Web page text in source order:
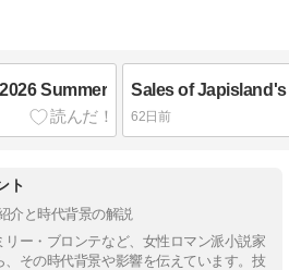
Summer
62日前
ト
介と時代背景の解説
ー・ブロンテなど、女性ロマン派小説家
その時代背景や影響を伝えています。技